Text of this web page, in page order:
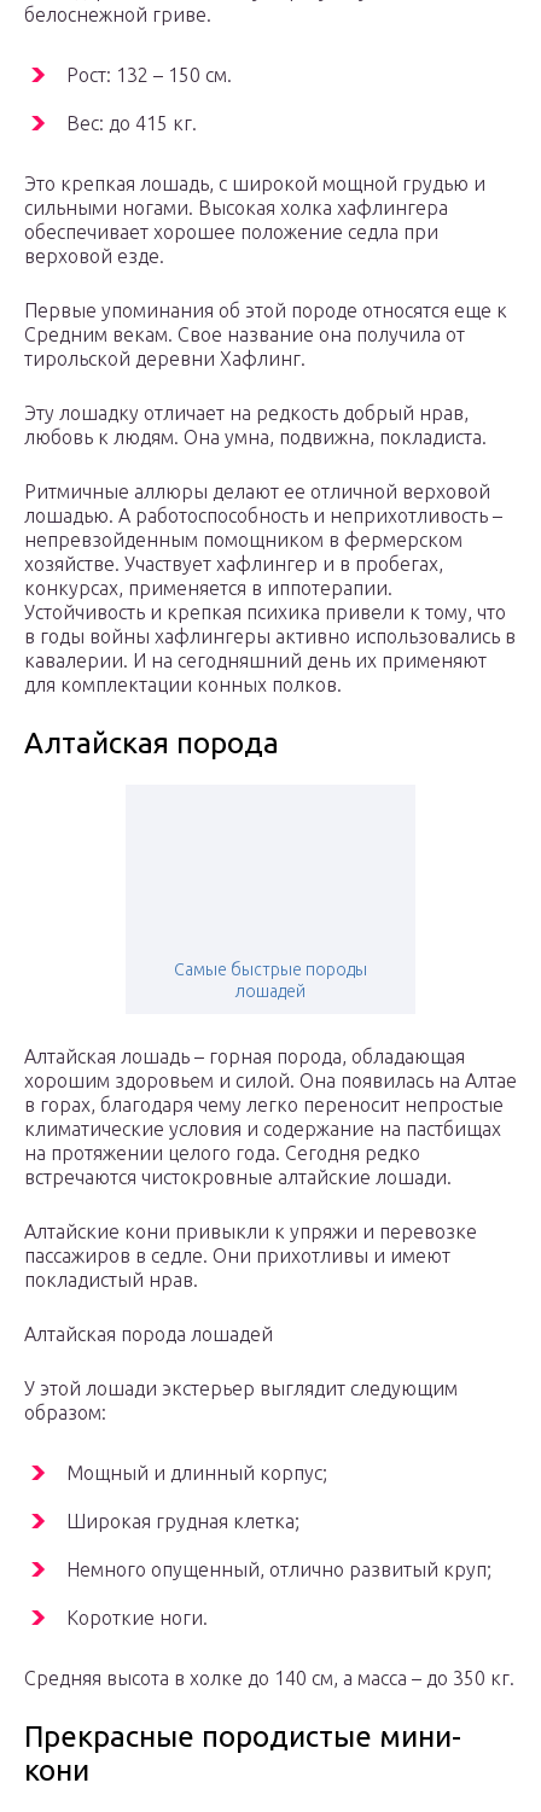
белоснежной гриве.
Рост: 132 – 150 см.
Вес: до 415 кг.
Это крепкая лошадь, с широкой мощной грудью и
сильными ногами. Высокая холка хафлингера
обеспечивает хорошее положение седла при
верховой езде.
Первые упоминания об этой породе относятся еще к
Средним векам. Свое название она получила от
тирольской деревни Хафлинг.
Эту лошадку отличает на редкость добрый нрав,
любовь к людям. Она умна, подвижна, покладиста.
Ритмичные аллюры делают ее отличной верховой
лошадью. А работоспособность и неприхотливость –
непревзойденным помощником в фермерском
хозяйстве. Участвует хафлингер и в пробегах,
конкурсах, применяется в иппотерапии.
Устойчивость и крепкая психика привели к тому, что
в годы войны хафлингеры активно использовались в
кавалерии. И на сегодняшний день их применяют
для комплектации конных полков.
Алтайская порода
Самые быстрые породы
лошадей
Алтайская лошадь – горная порода, обладающая
хорошим здоровьем и силой. Она появилась на Алтае
в горах, благодаря чему легко переносит непростые
климатические условия и содержание на пастбищах
на протяжении целого года. Сегодня редко
встречаются чистокровные алтайские лошади.
Алтайские кони привыкли к упряжи и перевозке
пассажиров в седле. Они прихотливы и имеют
покладистый нрав.
Алтайская порода лошадей
У этой лошади экстерьер выглядит следующим
образом:
Мощный и длинный корпус;
Широкая грудная клетка;
Немного опущенный, отлично развитый круп;
Короткие ноги.
Средняя высота в холке до 140 см, а масса – до 350 кг.
Прекрасные породистые мини-
кони